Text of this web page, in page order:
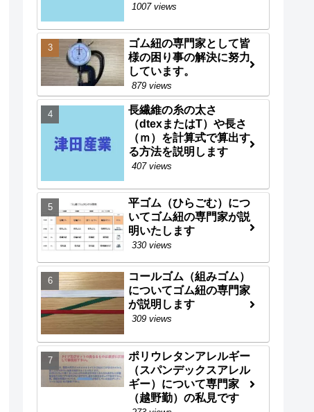
1007 views
ゴム紐の専門家として皆
様の困り事の解決に努力
しています。
879 views
長繊維の糸の太さ
（dtexまたはT）や長さ
（ｍ）を計算式で算出す
る方法を説明します
407 views
平ゴム（ひらごむ）につ
いてゴム紐の専門家が説
明いたします
330 views
コールゴム（組みゴム）
についてゴム紐の専門家
が説明します
309 views
ポリウレタンアレルギー
（スパンデックスアレル
ギー）について専門家
（越野勤）の私見です